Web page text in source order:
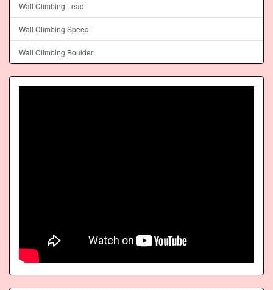
Wall Climbing Lead
Wall Climbing Speed
Wall Climbing Boulder